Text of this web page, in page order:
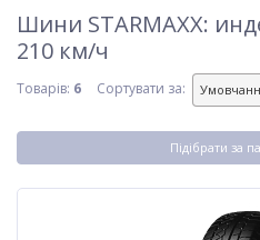
Шини STARMAXX:
210 км/ч
Товарів: 6 Сортувати за:
Підібрати за